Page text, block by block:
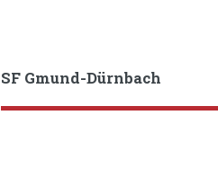
SF Gmund-Dürnbach